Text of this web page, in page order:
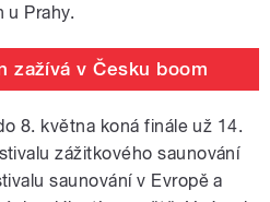
u Prahy.
zažívá v Česku boom
8. května koná finále už 14.
zážitkového saunování
saunování v Evropě a